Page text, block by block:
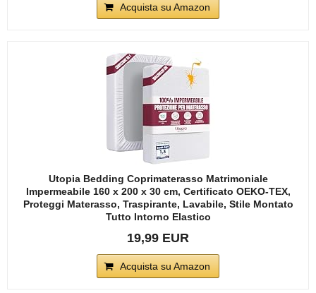
Acquista su Amazon
Utopia Bedding Coprimaterasso Matrimoniale
Impermeabile 160 x 200 x 30 cm, Certificato OEKO-TEX,
Proteggi Materasso, Traspirante, Lavabile, Stile Montato
Tutto Intorno Elastico
19,99 EUR
Acquista su Amazon